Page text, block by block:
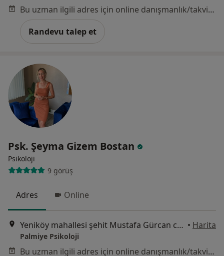
Bu uzman ilgili adres için online danışmanlık/takvim sunmuyor.
Randevu talep et
Psk. Şeyma Gizem Bostan
Psikoloji
9 görüş
Adres Online
Yeniköy mahallesi şehit Mustafa Gürcan caddesi no65/1, Antalya • Harita
Palmiye Psikoloji
Bu uzman ilgili adres için online danışmanlık/takvim sunmuyor.